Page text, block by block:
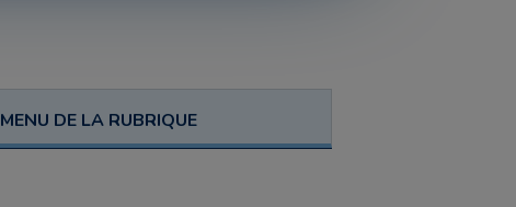
MENU DE LA RUBRIQUE